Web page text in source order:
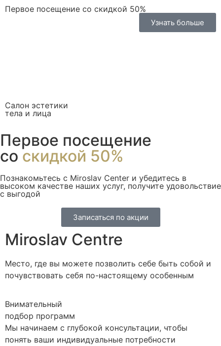
Первое посещение со скидкой 50%
Узнать больше
Салон эстетики
тела и лица
Первое посещение
со скидкой 50%
Познакомьтесь с Miroslav Сenter и убедитесь в
высоком качестве наших услуг, получите удовольствие
с выгодой
Записаться по акции
Miroslav Centre
Место, где вы можете позволить себе быть собой и
почувствовать себя по-настоящему особенным
Внимательный
подбор программ
Мы начинаем с глубокой консультации, чтобы
понять ваши индивидуальные потребности